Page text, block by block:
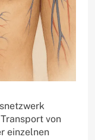
von
einzelnen